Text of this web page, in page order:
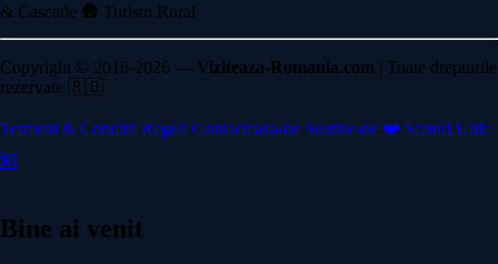
& Cascade 🛖 Turism Rural
Copyright © 2016-2026 — Viziteaza-Romania.com | Toate drepturile
rezervate 🇷🇴
Termeni & Conditii Reguli Contacteaza-ne Sustine-ne ❤️ Sfaturi Utile
🆘
Bine ai venit